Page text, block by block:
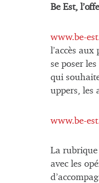
Be Est,
www.be-
l’accès
se poser
qui
uppers, les
www.be-
La
avec les